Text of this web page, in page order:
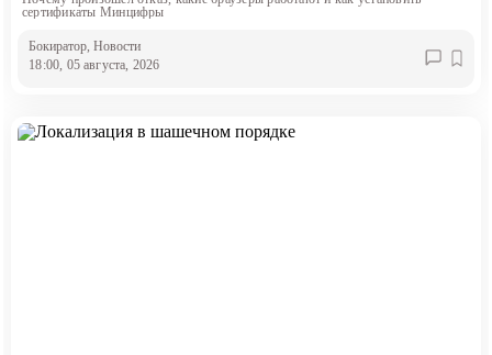
сертификаты Минцифры
Бокиратор, Новости
18:00, 05 августа, 2026